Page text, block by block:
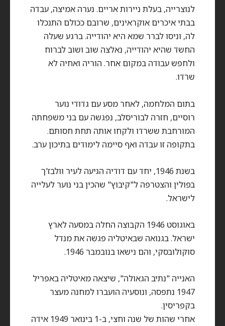
לנוצרייה, בעלת ניירות אריים. נערה אמיצה, עבדה
בבתי איכרים אוקראינים, שרובם ככולם התנכלו
לה, וניסו לברר שמא היא יהודייה. ברגע שעלה
החשד שהיא יהודייה, נאלצה שוב ושוב לברוח
ולחפש עבודה במקום אחר. הוריה ואחיה לא
שרדו.
בתום המלחמה, לאחר מסע עם גדודי נוער
רוסיים, חזרה לבוריסלב, נפגשה עם בני משפחתה
המורחבת ששרדו ולקחו אותה תחת חסותם.
בתקופה זו עבדה ואף סיימה לימודים בתיכון ערב.
בשנת 1946, יחד עם דודיה הגיעה לעיר וולבז'ך
בפולין והצטרפה ל"קיבוץ" שהכין בני נוער לעלייה
לישראל.
באוגוסט 1946 הקבוצה החלה במסעה לארץ
ישראל. בגנואה שבאיטליה פגשה את מנדל
סוקולובסקי, והם נישאו בנובמבר 1946.
האנייה "נתיב הגאולה", שיצאה מאיטליה באפריל
1947 נתפסה, ונוסעיה הועברו למחנה מעצר
בקפריסין.
אחרי שהות של שנה וחצי, ב-1 בינואר 1949 אידה